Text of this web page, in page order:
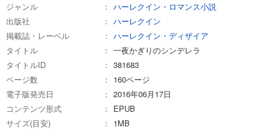
ジャンル
ハーレクイン・ロマンス小説
出版社
ハーレクイン
掲載誌・レーベル
ハーレクイン・ディザイア
タイトル
一夜かぎりのシンデレラ
タイトルID
381683
ページ数
160ページ
電子版発売日
2016年06月17日
コンテンツ形式
EPUB
サイズ(目安)
1MB